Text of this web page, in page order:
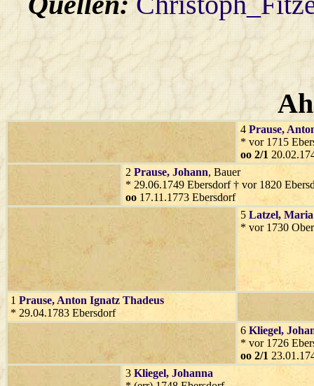
4 Prause,
* vor 1715
oo 2/1
2 Prause, Johann, Bauer
* 29.06.1749 Ebersdorf † vor 1820
oo 17.11.1773 Ebersdorf
5 Latzel, Maria
* vor 1730
1 Prause, Anton Ignatz Thadeus
* 29.04.1783 Ebersdorf
6 Kliegel,
* vor 1726
oo 2/1
3 Kliegel, Johanna